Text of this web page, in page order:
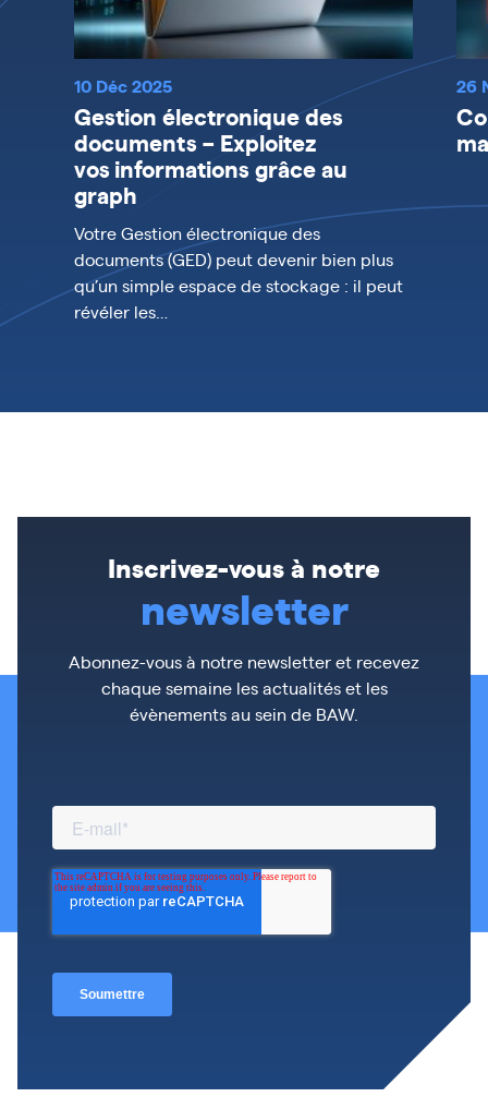
10 Déc 2025
Gestion électronique des
documents – Exploitez
vos informations grâce au
graph
Votre Gestion électronique des
documents (GED) peut devenir bien plus
qu’un simple espace de stockage : il peut
révéler les…
26
Inscrivez-vous à notre
newsletter
Abonnez-vous à notre newsletter et recevez
chaque semaine les actualités et les
évènements au sein de BAW.